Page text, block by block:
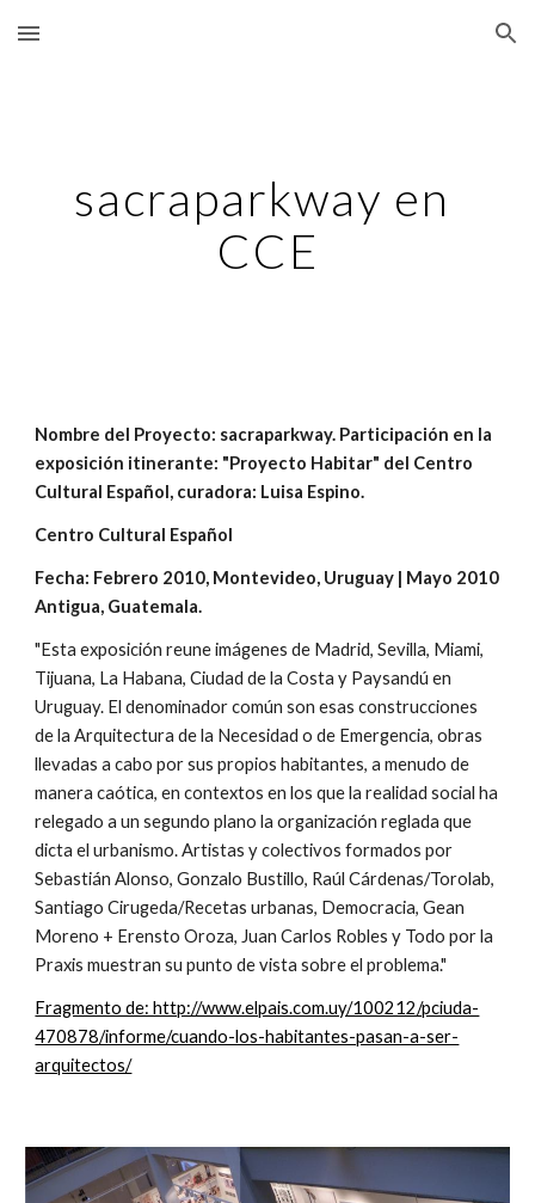
Skip to main content Skip to navigation
sacraparkway en
CCE
Nombre del Proyecto: sacraparkway. Participación en la
exposición itinerante: "Proyecto Habitar" del Centro
Cultural Español, curadora: Luisa Espino.
Centro Cultural Español
Fecha: Febrero 2010, Montevideo, Uruguay | Mayo 2010
Antigua, Guatemala.
"Esta exposición reune imágenes de Madrid, Sevilla, Miami,
Tijuana, La Habana, Ciudad de la Costa y Paysandú en
Uruguay. El denominador común son esas construcciones
de la Arquitectura de la Necesidad o de Emergencia, obras
llevadas a cabo por sus propios habitantes, a menudo de
manera caótica, en contextos en los que la realidad social ha
relegado a un segundo plano la organización reglada que
dicta el urbanismo. Artistas y colectivos formados por
Sebastián Alonso, Gonzalo Bustillo, Raúl Cárdenas/Torolab,
Santiago Cirugeda/Recetas urbanas, Democracia, Gean
Moreno + Erensto Oroza, Juan Carlos Robles y Todo por la
Praxis muestran su punto de vista sobre el problema."
Fragmento de: http://www.elpais.com.uy/100212/pciuda-
470878/informe/cuando-los-habitantes-pasan-a-ser-
arquitectos/